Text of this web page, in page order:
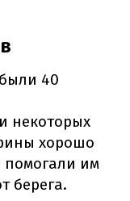
40
некоторых
хорошо
помогали им
берега.